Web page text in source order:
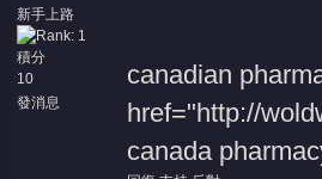
新手上路
積分
10
發消息
canadian
href="http://
canada